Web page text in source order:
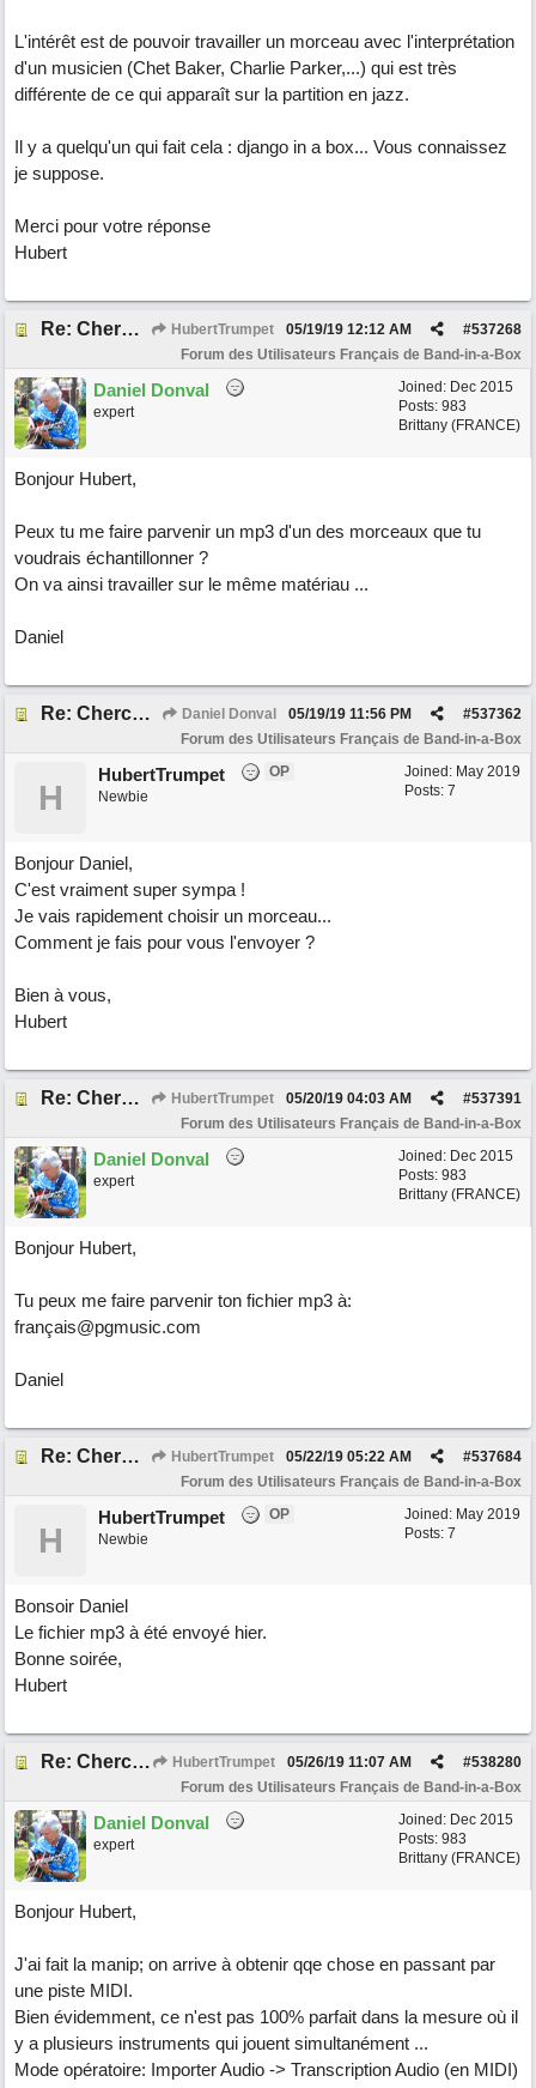
L'intérêt est de pouvoir travailler un morceau avec l'interprétation
d'un musicien (Chet Baker, Charlie Parker,...) qui est très
différente de ce qui apparaît sur la partition en jazz.
Il y a quelqu'un qui fait cela : django in a box... Vous connaissez
je suppose.
Merci pour votre réponse
Hubert
Re: Cherche Tuto sur Importer audio avec Wizard HubertTrumpet #537268
05/19/19 12:12 AM
Forum des Utilisateurs Français de Band-in-a-Box
Joined: Dec 2015
Posts: 983
Brittany (FRANCE)
Daniel Donval
expert
Bonjour Hubert,
Peux tu me faire parvenir un mp3 d'un des morceaux que tu
voudrais échantillonner ?
On va ainsi travailler sur le même matériau ...
Daniel
Re: Cherche Tuto sur Importer audio avec Wizard Daniel Donval #537362
05/19/19 11:56 PM
Forum des Utilisateurs Français de Band-in-a-Box
Joined: May 2019
Posts: 7
H
HubertTrumpet
OP
Newbie
Bonjour Daniel,
C'est vraiment super sympa !
Je vais rapidement choisir un morceau...
Comment je fais pour vous l'envoyer ?
Bien à vous,
Hubert
Re: Cherche Tuto sur Importer audio avec Wizard HubertTrumpet #537391
05/20/19 04:03 AM
Forum des Utilisateurs Français de Band-in-a-Box
Joined: Dec 2015
Posts: 983
Brittany (FRANCE)
Daniel Donval
expert
Bonjour Hubert,
Tu peux me faire parvenir ton fichier mp3 à:
français@pgmusic.com
Daniel
Re: Cherche Tuto sur Importer audio avec Wizard HubertTrumpet #537684
05/22/19 05:22 AM
Forum des Utilisateurs Français de Band-in-a-Box
Joined: May 2019
Posts: 7
H
HubertTrumpet
OP
Newbie
Bonsoir Daniel
Le fichier mp3 à été envoyé hier.
Bonne soirée,
Hubert
Re: Cherche Tuto sur Importer audio avec Wizard HubertTrumpet #538280
05/26/19 11:07 AM
Forum des Utilisateurs Français de Band-in-a-Box
Joined: Dec 2015
Posts: 983
Brittany (FRANCE)
Daniel Donval
expert
Bonjour Hubert,
J'ai fait la manip; on arrive à obtenir qqe chose en passant par
une piste MIDI.
Bien évidemment, ce n'est pas 100% parfait dans la mesure où il
y a plusieurs instruments qui jouent simultanément ...
Mode opératoire: Importer Audio -> Transcription Audio (en MIDI)